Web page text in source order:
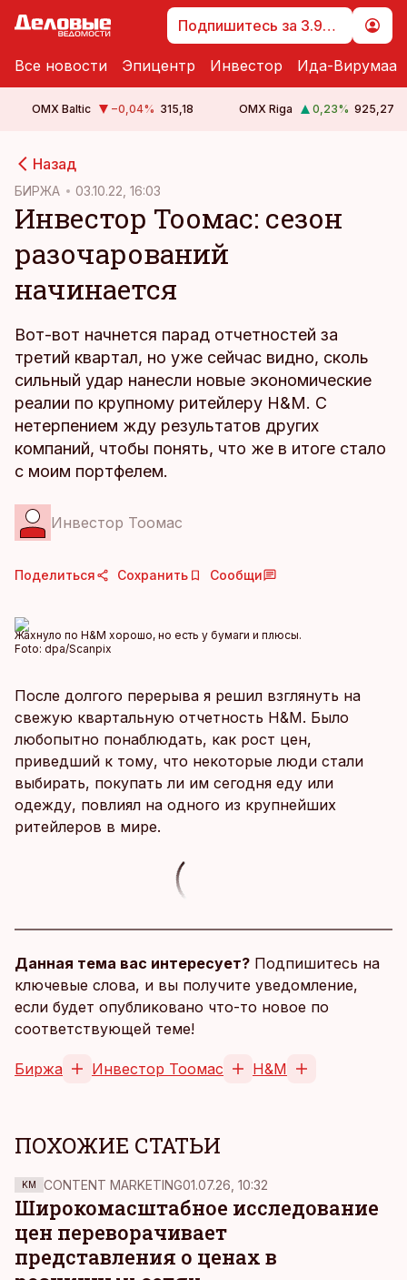
Подпишитесь за 3.99 €
Все новости Эпицентр Инвестор Ида-Вирумаа
OMX Baltic −0,04% 315,18 OMX Riga 0,23% 925,27
Назад
БИРЖА 03.10.22, 16:03
Инвестор Тоомас: сезон
разочарований
начинается
Вот-вот начнется парад отчетностей за
третий квартал, но уже сейчас видно, сколь
сильный удар нанесли новые экономические
реалии по крупному ритейлеру H&M. С
нетерпением жду результатов других
компаний, чтобы понять, что же в итоге стало
с моим портфелем.
Инвестор Тоомас
Поделиться Сохранить Сообщи
Жахнуло по H&M хорошо, но есть у бумаги и плюсы.
Foto: dpa/Scanpix
После долгого перерыва я решил взглянуть на
свежую квартальную отчетность H&M. Было
любопытно понаблюдать, как рост цен,
приведший к тому, что некоторые люди стали
выбирать, покупать ли им сегодня еду или
одежду, повлиял на одного из крупнейших
ритейлеров в мире.
Данная тема вас интересует? Подпишитесь на
ключевые слова, и вы получите уведомление,
если будет опубликовано что-то новое по
соответствующей теме!
Биржа Инвестор Тоомас H&M
ПОХОЖИЕ СТАТЬИ
KM CONTENT MARKETING01.07.26, 10:32
Широкомасштабное исследование
цен переворачивает
представления о ценах в